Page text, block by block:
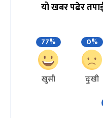
यो खबर पढेर
77%
खुसी
0%
दुःखी